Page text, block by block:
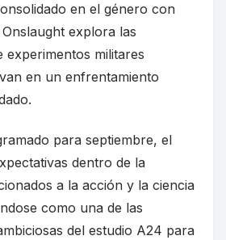
en el género con
explora las
experimentos militares
en un enfrentamiento
para septiembre, el
dentro de la
a la acción y la ciencia
como una de las
del estudio A24 para